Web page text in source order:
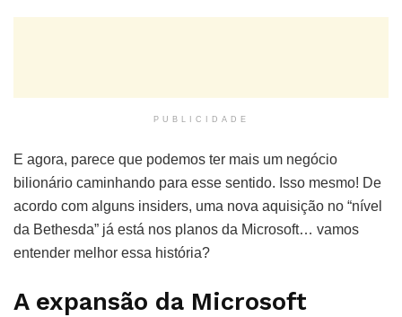
PUBLICIDADE
E agora, parece que podemos ter mais um negócio
bilionário caminhando para esse sentido. Isso mesmo! De
acordo com alguns insiders, uma nova aquisição no “nível
da Bethesda” já está nos planos da Microsoft… vamos
entender melhor essa história?
A expansão da Microsoft